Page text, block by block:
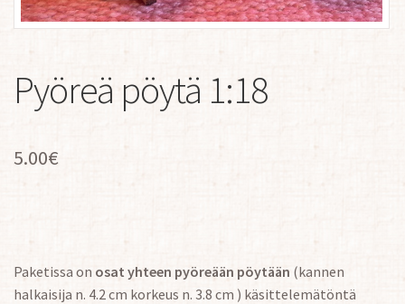
Pyöreä pöytä 1:18
5.00€
Paketissa on osat yhteen pyöreään pöytään (kannen
halkaisija n. 4.2 cm korkeus n. 3.8 cm ) käsittelemätöntä